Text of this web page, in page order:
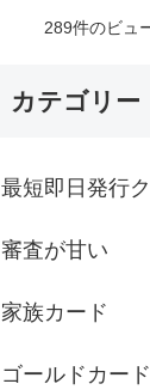
289件のビュ
カテゴリー
最短即日発行
審査が甘い
家族カード
ゴールドカード